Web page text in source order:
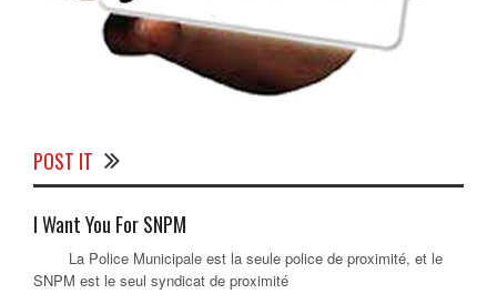
POST IT
I Want You For SNPM
La Police Municipale est la seule police de proximité, et le
SNPM est le seul syndicat de proximité